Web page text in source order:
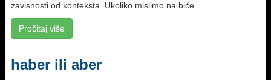
zavisnosti od konteksta. Ukoliko mislimo na biće ...
Pročitaj više
haber ili aber